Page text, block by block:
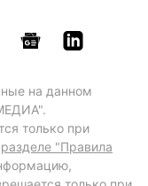
на данном
только при
разделе "Правила